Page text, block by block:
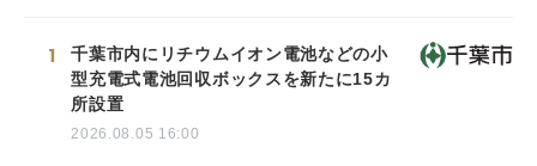
1
千葉市内にリチウムイオン電池などの小
型充電式電池回収ボックスを新たに15カ
所設置
2026.08.05 16:00